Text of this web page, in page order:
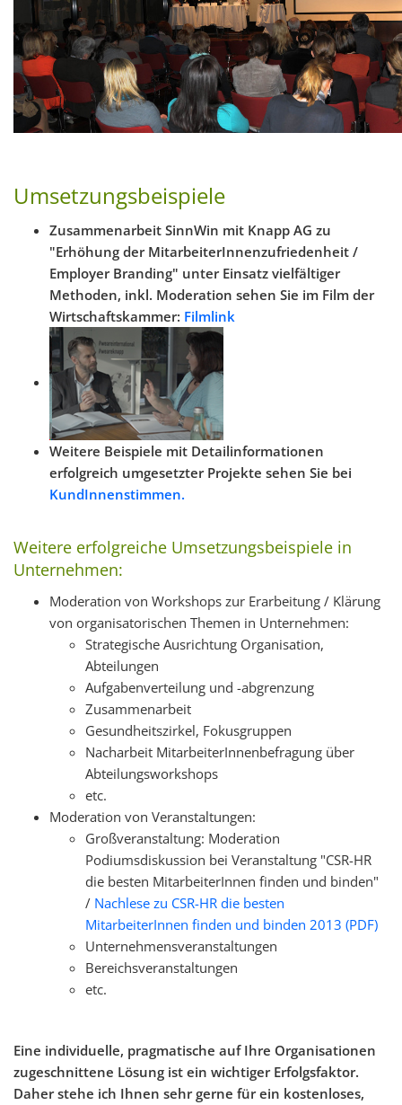
Umsetzungsbeispiele
Zusammenarbeit SinnWin mit Knapp AG zu
"Erhöhung der MitarbeiterInnenzufriedenheit /
Employer Branding" unter Einsatz vielfältiger
Methoden, inkl. Moderation sehen Sie im Film der
Wirtschaftskammer: Filmlink
Weitere Beispiele mit Detailinformationen
erfolgreich umgesetzter Projekte sehen Sie bei
KundInnenstimmen.
Weitere erfolgreiche Umsetzungsbeispiele in
Unternehmen:
Moderation von Workshops zur Erarbeitung / Klärung
von organisatorischen Themen in Unternehmen:
Strategische Ausrichtung Organisation,
Abteilungen
Aufgabenverteilung und -abgrenzung
Zusammenarbeit
Gesundheitszirkel, Fokusgruppen
Nacharbeit MitarbeiterInnenbefragung über
Abteilungsworkshops
etc.
Moderation von Veranstaltungen:
Großveranstaltung: Moderation
Podiumsdiskussion bei Veranstaltung "CSR-HR
die besten MitarbeiterInnen finden und binden"
/ Nachlese zu CSR-HR die besten
MitarbeiterInnen finden und binden 2013 (PDF)
Unternehmensveranstaltungen
Bereichsveranstaltungen
etc.
Eine individuelle, pragmatische auf Ihre Organisationen
zugeschnittene Lösung ist ein wichtiger Erfolgsfaktor.
Daher stehe ich Ihnen sehr gerne für ein kostenloses,